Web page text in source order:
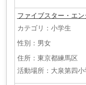
ファイブスター・エン
カテゴリ：小学生
性別：男女
住所：東京都練馬区
活動場所：大泉第四